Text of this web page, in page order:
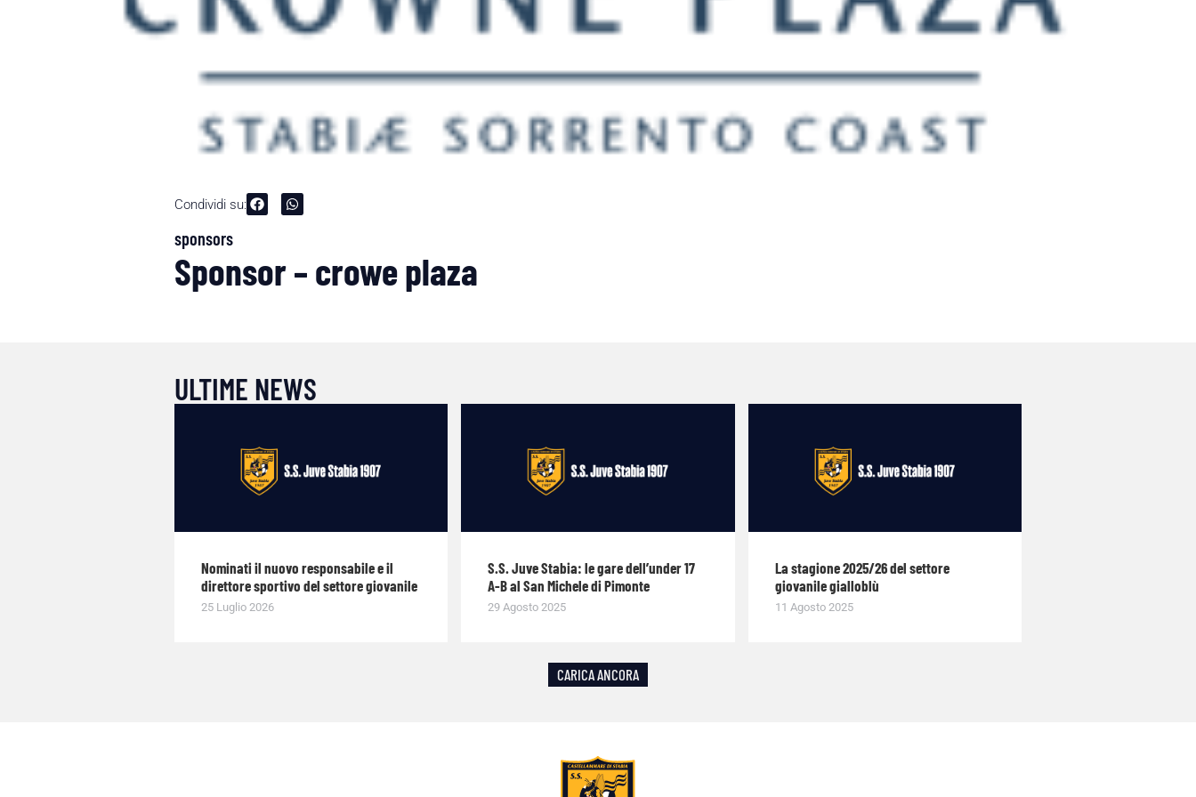
Condividi su:
sponsors
Sponsor – crowe plaza
ULTIME NEWS
Nominati il nuovo responsabile e il
direttore sportivo del settore giovanile
25 Luglio 2026
S.S. Juve Stabia: le gare dell’under 17
A-B al San Michele di Pimonte
29 Agosto 2025
La stagione 2025/26 del settore
giovanile gialloblù
11 Agosto 2025
CARICA ANCORA